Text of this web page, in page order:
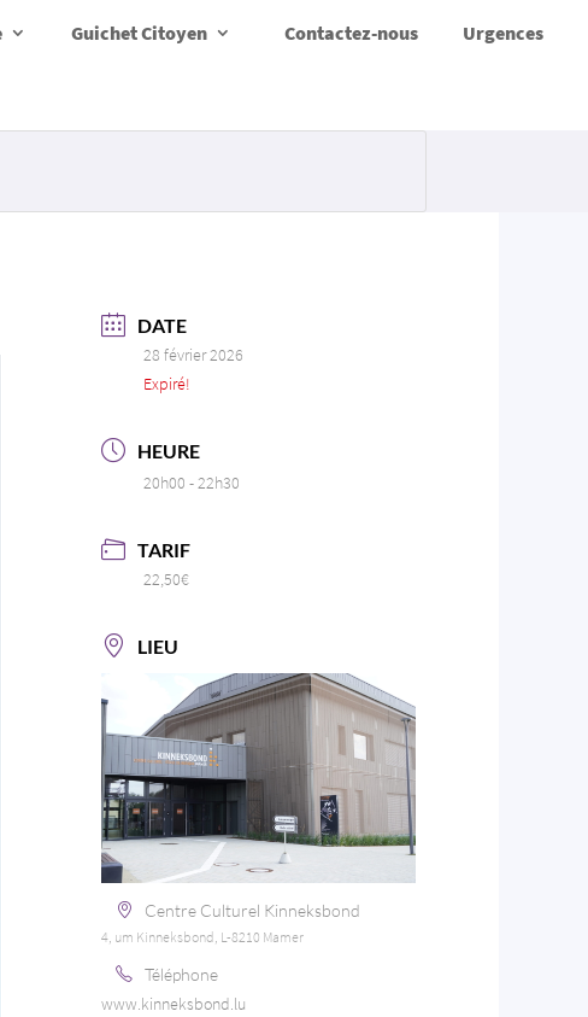
Guichet Citoyen Contactez-nous Urgences
DATE
28 février 2026
Expiré!
HEURE
20h00 - 22h30
TARIF
22,50€
LIEU
Centre Culturel Kinneksbond
4, um Kinneksbond, L-8210 Mamer
Téléphone
www.kinneksbond.lu